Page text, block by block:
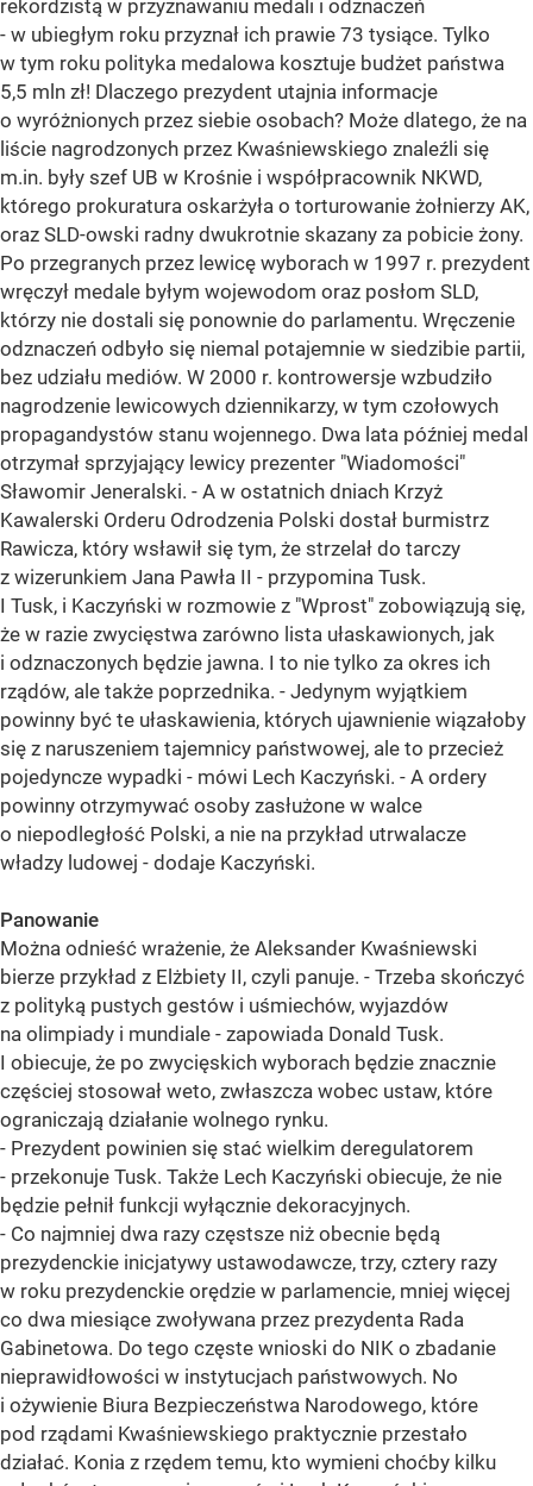
rekordzistą w przyznawaniu medali i odznaczeń
- w ubiegłym roku przyznał ich prawie 73 tysiące. Tylko
w tym roku polityka medalowa kosztuje budżet państwa
5,5 mln zł! Dlaczego prezydent utajnia informacje
o wyróżnionych przez siebie osobach? Może dlatego, że na
liście nagrodzonych przez Kwaśniewskiego znaleźli się
m.in. były szef UB w Krośnie i współpracownik NKWD,
którego prokuratura oskarżyła o torturowanie żołnierzy AK,
oraz SLD-owski radny dwukrotnie skazany za pobicie żony.
Po przegranych przez lewicę wyborach w 1997 r. prezydent
wręczył medale byłym wojewodom oraz posłom SLD,
którzy nie dostali się ponownie do parlamentu. Wręczenie
odznaczeń odbyło się niemal potajemnie w siedzibie partii,
bez udziału mediów. W 2000 r. kontrowersje wzbudziło
nagrodzenie lewicowych dziennikarzy, w tym czołowych
propagandystów stanu wojennego. Dwa lata później medal
otrzymał sprzyjający lewicy prezenter "Wiadomości"
Sławomir Jeneralski. - A w ostatnich dniach Krzyż
Kawalerski Orderu Odrodzenia Polski dostał burmistrz
Rawicza, który wsławił się tym, że strzelał do tarczy
z wizerunkiem Jana Pawła II - przypomina Tusk.
I Tusk, i Kaczyński w rozmowie z "Wprost" zobowiązują się,
że w razie zwycięstwa zarówno lista ułaskawionych, jak
i odznaczonych będzie jawna. I to nie tylko za okres ich
rządów, ale także poprzednika. - Jedynym wyjątkiem
powinny być te ułaskawienia, których ujawnienie wiązałoby
się z naruszeniem tajemnicy państwowej, ale to przecież
pojedyncze wypadki - mówi Lech Kaczyński. - A ordery
powinny otrzymywać osoby zasłużone w walce
o niepodległość Polski, a nie na przykład utrwalacze
władzy ludowej - dodaje Kaczyński.
Panowanie
Można odnieść wrażenie, że Aleksander Kwaśniewski
bierze przykład z Elżbiety II, czyli panuje. - Trzeba skończyć
z polityką pustych gestów i uśmiechów, wyjazdów
na olimpiady i mundiale - zapowiada Donald Tusk.
I obiecuje, że po zwycięskich wyborach będzie znacznie
częściej stosował weto, zwłaszcza wobec ustaw, które
ograniczają działanie wolnego rynku.
- Prezydent powinien się stać wielkim deregulatorem
- przekonuje Tusk. Także Lech Kaczyński obiecuje, że nie
będzie pełnił funkcji wyłącznie dekoracyjnych.
- Co najmniej dwa razy częstsze niż obecnie będą
prezydenckie inicjatywy ustawodawcze, trzy, cztery razy
w roku prezydenckie orędzie w parlamencie, mniej więcej
co dwa miesiące zwoływana przez prezydenta Rada
Gabinetowa. Do tego częste wnioski do NIK o zbadanie
nieprawidłowości w instytucjach państwowych. No
i ożywienie Biura Bezpieczeństwa Narodowego, które
pod rządami Kwaśniewskiego praktycznie przestało
działać. Konia z rzędem temu, kto wymieni choćby kilku